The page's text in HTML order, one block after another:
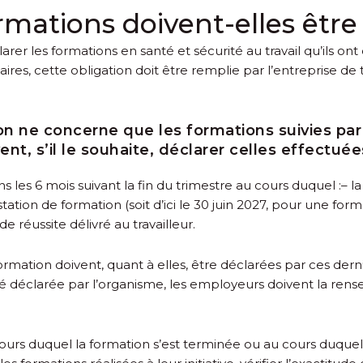
doivent-elles être
les formations en santé et sécurité au travail qu’ils
cette obligation doit être remplie par l’entreprise
ne concerne que les formations suivies
s’il le souhaite, déclarer celles
les 6 mois suivant la fin du trimestre au cours duquel :–
de formation (soit d’ici le 30 juin 2027, pour une
réussite délivré au travailleur.
doivent, quant à elles, être déclarées par ces
déclarée par l’organisme, les employeurs doivent la
duquel la formation s’est terminée ou au cours